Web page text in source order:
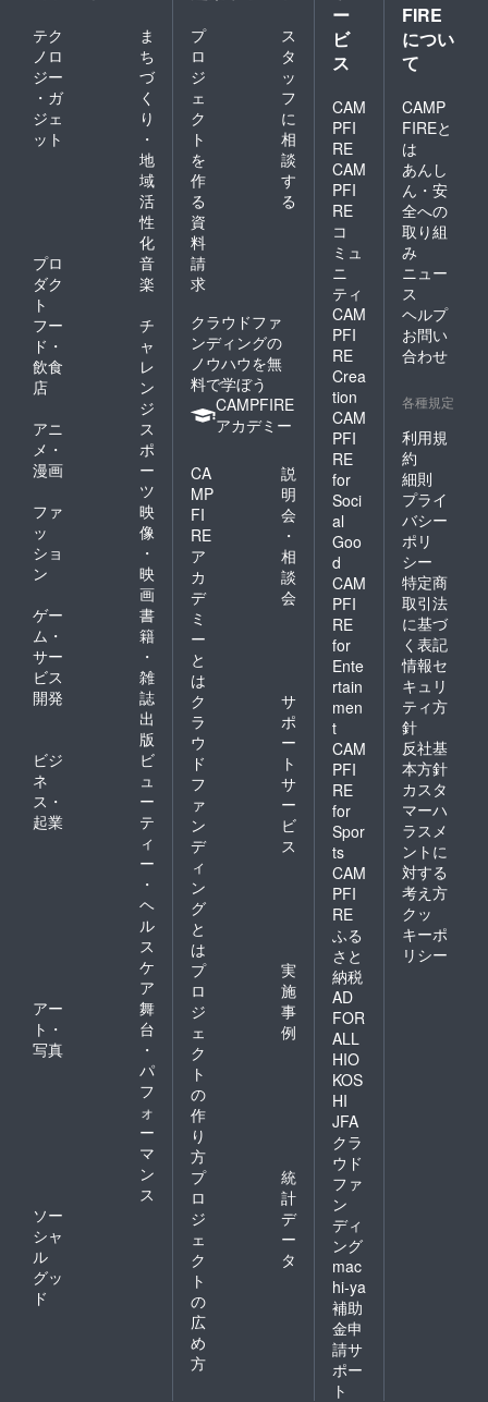
テク
ノロ
ジー
・ガ
ジェ
ット
ま
ち
づ
く
り
・
地
域
活
性
化
プロ
ダク
ト
音
楽
フー
ド・
飲食
店
チ
ャ
レ
ン
ジ
アニ
メ・
漫画
ス
ポ
ー
ツ
ファ
ッ
ショ
ン
映
像
・
映
画
ゲー
ム・
サー
ビス
開発
書
籍
・
雑
誌
出
版
ビジ
ネ
ス・
起業
ビ
ュ
ー
テ
ィ
ー
・
ヘ
ル
ス
ケ
ア
アー
ト・
写真
舞
台
・
パ
フ
ォ
ー
マ
ン
ス
ソー
シャ
ル
グッ
ド
プ
ロ
ジ
ェ
ク
ト
を
作
る
ス
タ
ッ
フ
に
相
談
す
る
資
料
請
求
クラウドファ
ンディングの
ノウハウを無
料で学ぼう
CAMPFIRE
アカデミー
CA
MP
FI
RE
ア
カ
デ
ミ
ー
と
は
説
明
会
・
相
談
会
ク
ラ
ウ
ド
フ
ァ
ン
デ
ィ
ン
グ
と
は
サ
ポ
ー
ト
サ
ー
ビ
ス
プ
ロ
ジ
ェ
ク
ト
の
作
り
方
実
施
事
例
プ
ロ
ジ
ェ
ク
ト
の
広
め
方
統
計
デ
ー
タ
ー
ビ
ス
CAM
PFI
RE
CAM
PFI
RE
コ
ミュ
ニ
ティ
CAM
PFI
RE
Crea
tion
CAM
PFI
RE
for
Soci
al
Goo
d
CAM
PFI
RE
for
Ente
rtain
men
t
CAM
PFI
RE
for
Spor
ts
CAM
PFI
RE
ふる
さと
納税
AD
FOR
ALL
HIO
KOS
HI
JFA
クラ
ウド
ファ
ン
ディ
ング
mac
hi-ya
補助
金申
請サ
ポー
ト
FIRE
につい
て
CAMP
FIREと
は
あんし
ん・安
全への
取り組
み
ニュー
ス
ヘルプ
お問い
合わせ
各種規定
利用規
約
細則
プライ
バシー
ポリ
シー
特定商
取引法
に基づ
く表記
情報セ
キュリ
ティ方
針
反社基
本方針
カスタ
マーハ
ラスメ
ントに
対する
考え方
クッ
キーポ
リシー